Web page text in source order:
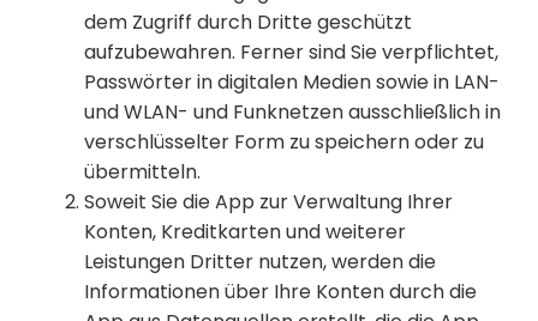
dem Zugriff durch Dritte geschützt
aufzubewahren. Ferner sind Sie verpflichtet,
Passwörter in digitalen Medien sowie in LAN-
und WLAN- und Funknetzen ausschließlich in
verschlüsselter Form zu speichern oder zu
übermitteln.
Soweit Sie die App zur Verwaltung Ihrer
Konten, Kreditkarten und weiterer
Leistungen Dritter nutzen, werden die
Informationen über Ihre Konten durch die